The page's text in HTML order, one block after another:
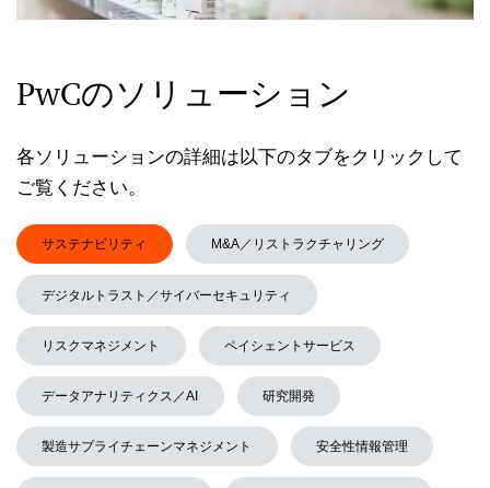
PwCのソリューション
各ソリューションの詳細は以下のタブをクリックして
ご覧ください。
サステナビリティ M&A／リストラクチャリング
デジタルトラスト／サイバーセキュリティ
リスクマネジメント ペイシェントサービス
データアナリティクス／AI 研究開発
製造サプライチェーンマネジメント 安全性情報管理